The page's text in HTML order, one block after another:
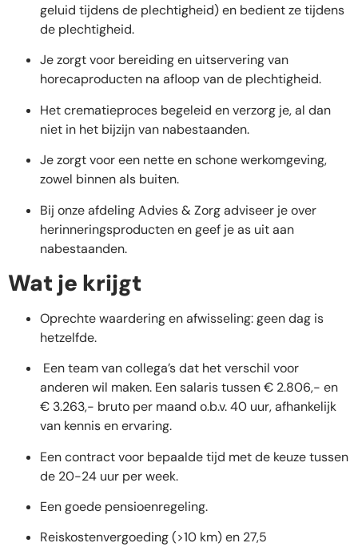
geluid tijdens de plechtigheid) en bedient ze tijdens
de plechtigheid.
Je zorgt voor bereiding en uitservering van
horecaproducten na afloop van de plechtigheid.
Het crematieproces begeleid en verzorg je, al dan
niet in het bijzijn van nabestaanden.
Je zorgt voor een nette en schone werkomgeving,
zowel binnen als buiten.
Bij onze afdeling Advies & Zorg adviseer je over
herinneringsproducten en geef je as uit aan
nabestaanden.
Wat je krijgt
Oprechte waardering en afwisseling: geen dag is
hetzelfde.
Een team van collega’s dat het verschil voor
anderen wil maken. Een salaris tussen € 2.806,- en
€ 3.263,- bruto per maand o.b.v. 40 uur, afhankelijk
van kennis en ervaring.
Een contract voor bepaalde tijd met de keuze tussen
de 20-24 uur per week.
Een goede pensioenregeling.
Reiskostenvergoeding (>10 km) en 27,5